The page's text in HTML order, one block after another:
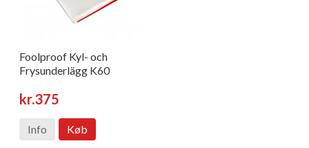
Foolproof Kyl- och
Frysunderlägg K60
kr.375
Info Køb